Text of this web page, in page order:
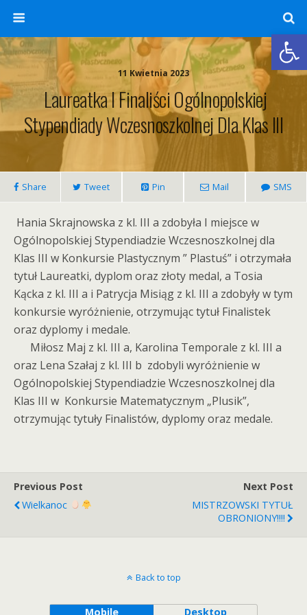
11 Kwietnia 2023
Laureatka I Finaliści Ogólnopolskiej
Stypendiady Wczesnoszkolnej Dla Klas III
Share Tweet Pin Mail SMS
Hania Skrajnowska z kl. III a zdobyła I miejsce w
Ogólnopolskiej Stypendiadzie Wczesnoszkolnej dla
Klas III w Konkursie Plastycznym ” Plastuś” i otrzymała
tytuł Laureatki, dyplom oraz złoty medal, a Tosia
Kącka z kl. III a i Patrycja Misiąg z kl. III a zdobyły w tym
konkursie wyróżnienie, otrzymując tytuł Finalistek
oraz dyplomy i medale.
Miłosz Maj z kl. III a, Karolina Temporale z kl. III a
oraz Lena Szałaj z kl. III b zdobyli wyróżnienie w
Ogólnopolskiej Stypendiadzie Wczesnoszkolnej dla
Klas III w Konkursie Matematycznym „Plusik”,
otrzymując tytuły Finalistów, dyplomy oraz medale.
Previous Post
Wielkanoc
Next Post
MISTRZOWSKI TYTUŁ
OBRONIONY!!!!
Back to top
Mobile Desktop